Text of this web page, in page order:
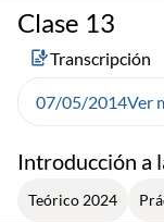
Introducción a
Teórico 2024
Clase 13
Transcripción
07/05/2014Ver